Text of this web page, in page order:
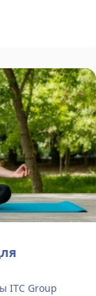
ITC Group